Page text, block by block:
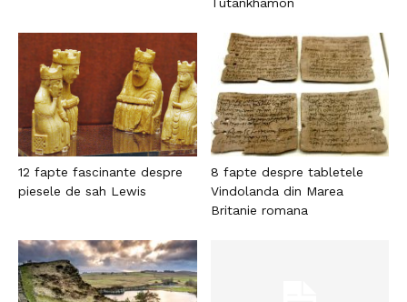
Tutankhamon
12 fapte fascinante despre
piesele de sah Lewis
8 fapte despre tabletele
Vindolanda din Marea
Britanie romana